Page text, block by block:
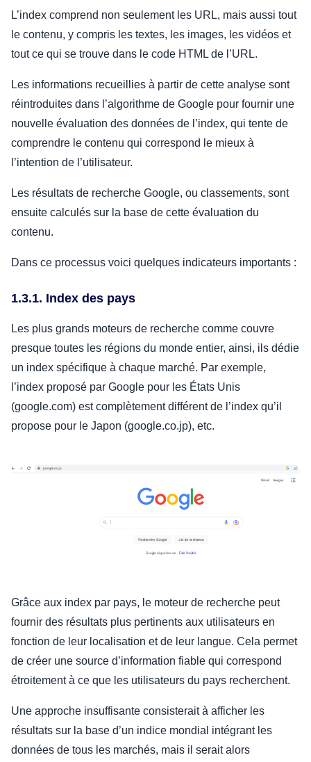
L’index comprend non seulement les URL, mais aussi tout
le contenu, y compris les textes, les images, les vidéos et
tout ce qui se trouve dans le code HTML de l’URL.
Les informations recueillies à partir de cette analyse sont
réintroduites dans l’algorithme de Google pour fournir une
nouvelle évaluation des données de l’index, qui tente de
comprendre le contenu qui correspond le mieux à
l’intention de l’utilisateur.
Les résultats de recherche Google, ou classements, sont
ensuite calculés sur la base de cette évaluation du
contenu.
Dans ce processus voici quelques indicateurs importants :
1.3.1. Index des pays
Les plus grands moteurs de recherche comme couvre
presque toutes les régions du monde entier, ainsi, ils dédie
un index spécifique à chaque marché. Par exemple,
l’index proposé par Google pour les États Unis
(google.com) est complètement différent de l’index qu’il
propose pour le Japon (google.co.jp), etc.
Grâce aux index par pays, le moteur de recherche peut
fournir des résultats plus pertinents aux utilisateurs en
fonction de leur localisation et de leur langue. Cela permet
de créer une source d’information fiable qui correspond
étroitement à ce que les utilisateurs du pays recherchent.
Une approche insuffisante consisterait à afficher les
résultats sur la base d’un indice mondial intégrant les
données de tous les marchés, mais il serait alors